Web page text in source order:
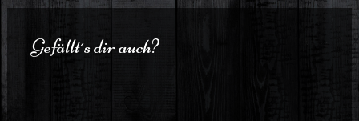
Gefällt´s dir auch?